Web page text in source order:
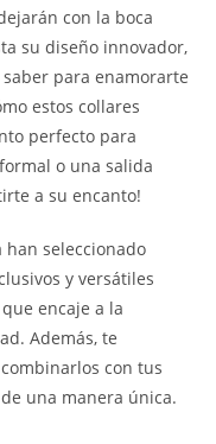
con la boca
su diseño innovador,
para enamorarte
estos collares
perfecto para
o una salida
a su encanto!
han seleccionado
y versátiles
encaje a la
Además, te
con tus
una manera única.